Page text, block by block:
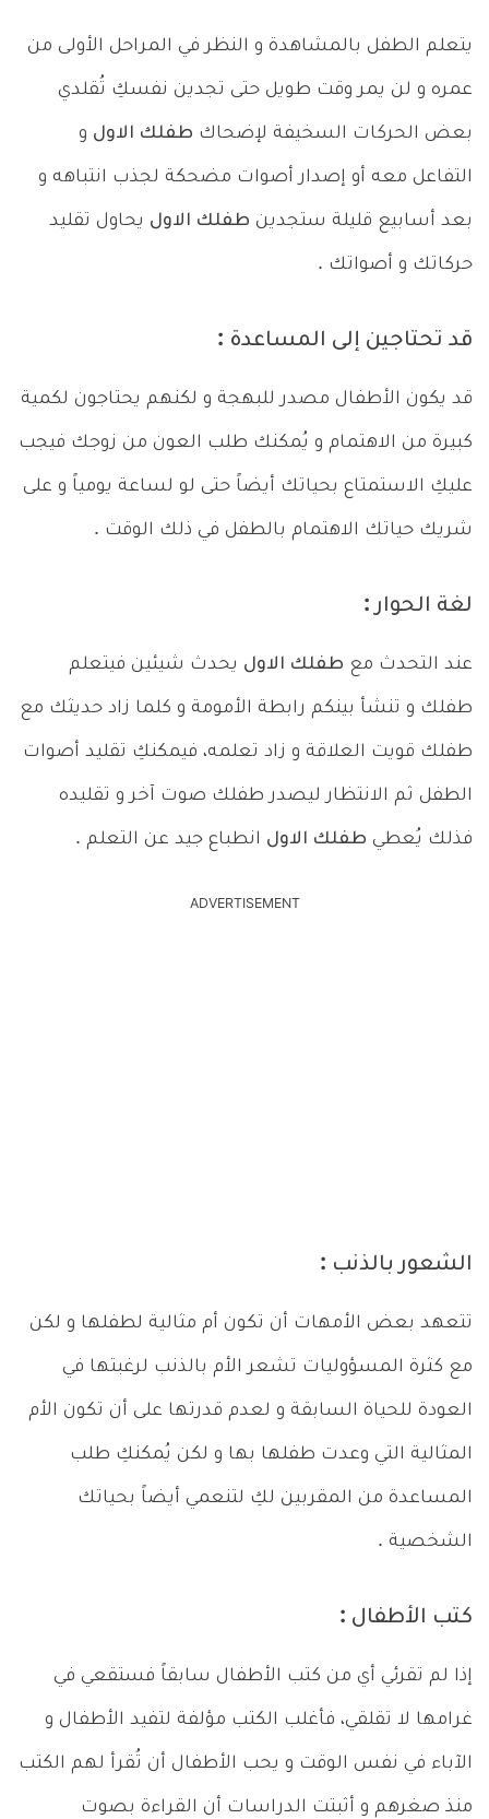
يتعلم الطفل بالمشاهدة و النظر في المراحل الأولى من
عمره و لن يمر وقت طويل حتى تجدين نفسكِ تُقلدي
بعض الحركات السخيفة لإضحاك طفلك الاول و
التفاعل معه أو إصدار أصوات مضحكة لجذب انتباهه و
بعد أسابيع قليلة ستجدين طفلك الاول يحاول تقليد
حركاتك و أصواتك .
قد تحتاجين إلى المساعدة :
قد يكون الأطفال مصدر للبهجة و لكنهم يحتاجون لكمية
كبيرة من الاهتمام و يُمكنك طلب العون من زوجك فيجب
عليكِ الاستمتاع بحياتك أيضاً حتى لو لساعة يومياً و على
شريك حياتك الاهتمام بالطفل في ذلك الوقت .
لغة الحوار :
عند التحدث مع طفلك الاول يحدث شيئين فيتعلم
طفلك و تنشأ بينكم رابطة الأمومة و كلما زاد حديثك مع
طفلك قويت العلاقة و زاد تعلمه، فيمكنكِ تقليد أصوات
الطفل ثم الانتظار ليصدر طفلك صوت آخر و تقليده
فذلك يُعطي طفلك الاول انطباع جيد عن التعلم .
ADVERTISEMENT
الشعور بالذنب :
تتعهد بعض الأمهات أن تكون أم مثالية لطفلها و لكن
مع كثرة المسؤوليات تشعر الأم بالذنب لرغبتها في
العودة للحياة السابقة و لعدم قدرتها على أن تكون الأم
المثالية التي وعدت طفلها بها و لكن يُمكنكِ طلب
المساعدة من المقربين لكِ لتنعمي أيضاً بحياتك
الشخصية .
كتب الأطفال :
إذا لم تقرئي أي من كتب الأطفال سابقاً فستقعي في
غرامها لا تقلقي، فأغلب الكتب مؤلفة لتفيد الأطفال و
الآباء في نفس الوقت و يحب الأطفال أن تُقرأ لهم الكتب
منذ صغرهم و أثبتت الدراسات أن القراءة بصوت